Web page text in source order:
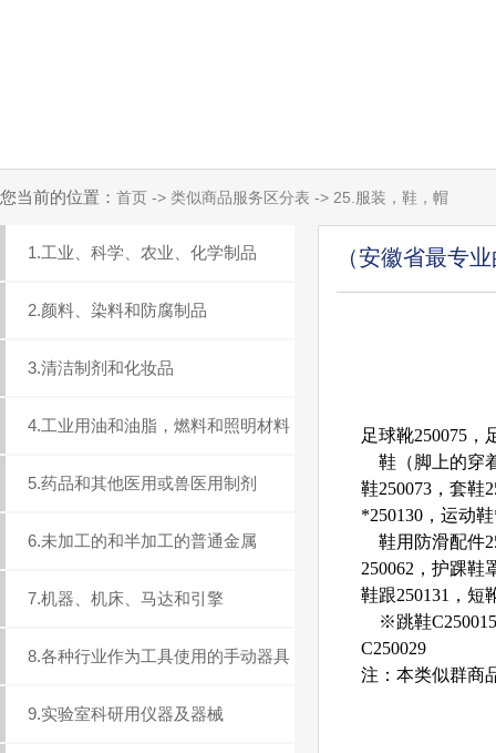
您当前的位置： 首页 -> 类似商品服务区分表 -> 25.服装，鞋，帽
1.工业、科学、农业、化学制品
2.颜料、染料和防腐制品
3.清洁制剂和化妆品
4.工业用油和油脂，燃料和照明材料
5.药品和其他医用或兽医用制剂
6.未加工的和半加工的普通金属
7.机器、机床、马达和引擎
8.各种行业作为工具使用的手动器具
9.实验室科研用仪器及器械
（安徽省最专
足球靴250075，
鞋（脚上的穿
鞋250073，套鞋
*250130，运动
鞋用防滑配件
250062，护踝鞋
鞋跟250131，短
※跳鞋C250015
C250029
注：本类似群商